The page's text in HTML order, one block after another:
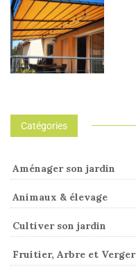
Catégories
Aménager son jardin
Animaux & élevage
Cultiver son jardin
Fruitier, Arbre et Verger